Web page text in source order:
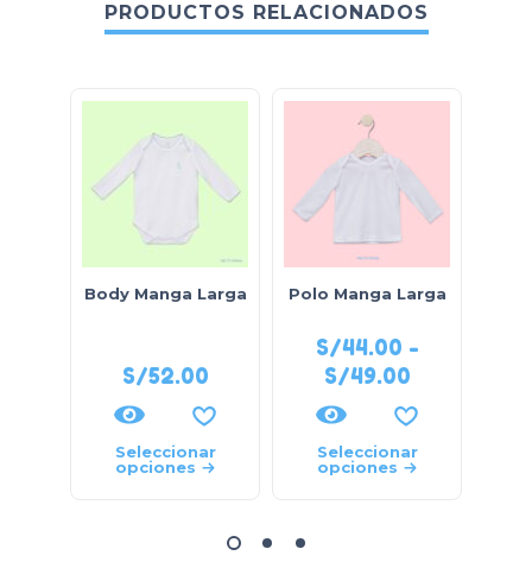
PRODUCTOS RELACIONADOS
Body Manga Larga
S/52.00
Seleccionar
opciones
Polo Manga Larga
S/44.00 -
S/49.00
Seleccionar
opciones